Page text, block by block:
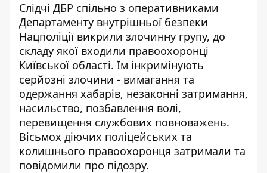
Слідчі ДБР спільно з оперативниками
Департаменту внутрішньої безпеки
Нацполіції викрили злочинну групу, до
складу якої входили правоохоронці
Київської області. Їм інкримінують
серйозні злочини - вимагання та
одержання хабарів, незаконні затримання,
насильство, позбавлення волі,
перевищення службових повноважень.
Вісьмох діючих поліцейських та
колишнього правоохоронця затримали та
повідомили про підозру.